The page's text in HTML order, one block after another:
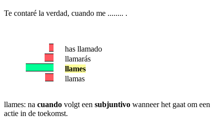
Te contaré la verdad, cuando me ........ .
has llamado
llamarás
llames
llamas
llames: na cuando volgt een subjuntivo wanneer het gaat om een
actie in de toekomst.